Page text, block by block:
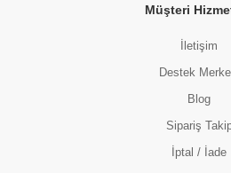
Müşteri
İletişim
Destek
Blog
Sipariş
İptal / İade